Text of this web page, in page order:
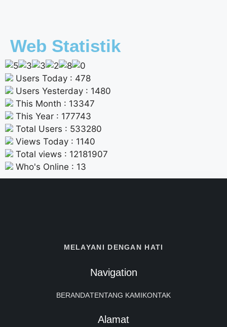
Web Statistik
Users Today : 478
Users Yesterday : 1480
This Month : 13347
This Year : 177743
Total Users : 533280
Views Today : 1140
Total views : 12181907
Who's Online : 13
MELAYANI DENGAN HATI
Navigation
BERANDATENTANG KAMIKONTAK
Alamat